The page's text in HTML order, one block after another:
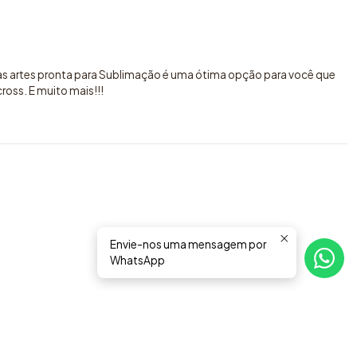
artes pronta para Sublimação é uma ótima opção para você que
E muito mais!!!
Envie-nos uma mensagem por
WhatsApp